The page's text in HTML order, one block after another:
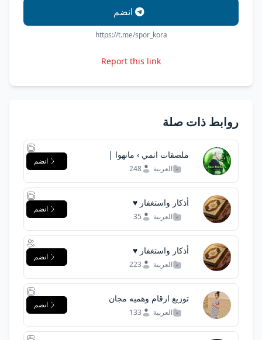
انضم
https://t.me/spor_kora
Report this link
روابط ذات صلة
ملصقات انمي › مانهوا |
Anime Stickers › Manhwa
العربية 248
انضم
أذكار واستغفار ♥️
العربية 35
انضم
أذكار واستغفار ♥️
العربية 223
انضم
توزيع ارقام وهميه مجان
العربية 133
انضم